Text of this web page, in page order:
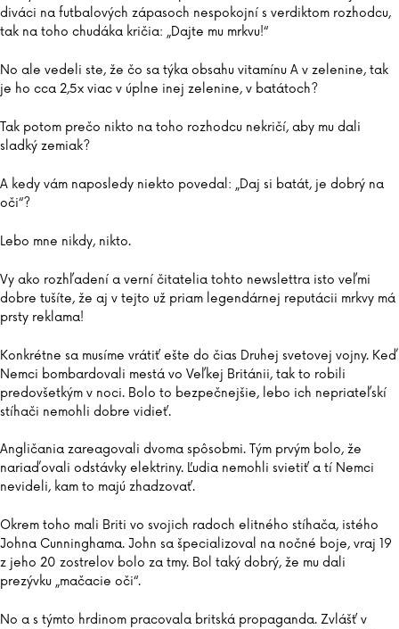
diváci na futbalových zápasoch nespokojní s verdiktom rozhodcu,
tak na toho chudáka kričia: „Dajte mu mrkvu!“
No ale vedeli ste, že čo sa týka obsahu vitamínu A v zelenine, tak
je ho cca 2,5x viac v úplne inej zelenine, v batátoch?
Tak potom prečo nikto na toho rozhodcu nekričí, aby mu dali
sladký zemiak?
A kedy vám naposledy niekto povedal: „Daj si batát, je dobrý na
oči“?
Lebo mne nikdy, nikto.
Vy ako rozhľadení a verní čitatelia tohto newslettra isto veľmi
dobre tušíte, že aj v tejto už priam legendárnej reputácii mrkvy má
prsty reklama!
Konkrétne sa musíme vrátiť ešte do čias Druhej svetovej vojny. Keď
Nemci bombardovali mestá vo Veľkej Británii, tak to robili
predovšetkým v noci. Bolo to bezpečnejšie, lebo ich nepriateľskí
stíhači nemohli dobre vidieť.
Angličania zareagovali dvoma spôsobmi. Tým prvým bolo, že
nariaďovali odstávky elektriny. Ľudia nemohli svietiť a tí Nemci
nevideli, kam to majú zhadzovať.
Okrem toho mali Briti vo svojich radoch elitného stíhača, istého
Johna Cunninghama. John sa špecializoval na nočné boje, vraj 19
z jeho 20 zostrelov bolo za tmy. Bol taký dobrý, že mu dali
prezývku „mačacie oči“.
No a s týmto hrdinom pracovala britská propaganda. Zvlášť v